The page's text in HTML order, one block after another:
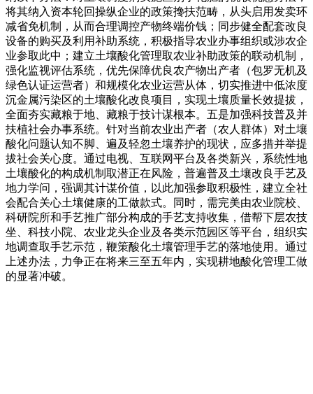
将其纳入资本轮回操纵企业的政策搀扶范畴，从头启用发卖环
减省免机制，从而合理调控产物终端价钱；同步健全配套改良
设备的购买及利用补助系统，积极指导农业办事组织或涉农企
业参取此中；建立土壤酸化管理取农业补助政策的联动机制，
强化监视评估系统，优先保障优良农产物出产者（包罗无机及
绿色认证运营者）和规模化农业运营从体，切实推进中低浓度
沉金属污染区的土壤酸化改良项目，实现土壤质量长效提拔，
全面夯实藏粮于地、藏粮于技计谋根本。五是加强科技普及并
扶植社会办事系统。针对当前农业出产者（农人群体）对土壤
酸化问题认知不脚、遍及轻忽土壤养护的现状，应多措并举提
拔社会关心度。通过电视、互联网平台及各类新兴，系统性地
土壤酸化的构成机制取潜正在风险，普遍普及土壤改良手艺及
地力学问，强调其计谋价值，以此加强参取积极性，建立全社
会配合关心土壤健康的工做款式。同时，需完美由农业院校、
科研院所和手艺推广部分构成的手艺支持收集，借帮下层农技
坐、科技小院、农业龙头企业及各类示范园区等平台，组织实
地调查取手艺示范，鞭策酸化土壤管理手艺的落地使用。通过
上述办法，力争正在将来三至五年内，实现耕地酸化管理工做
的显著冲破。